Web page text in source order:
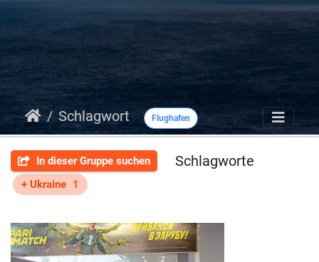
Schlagwort Flughafen
In dieser Gruppe suchen Schlagworte
+ Ukraine 1